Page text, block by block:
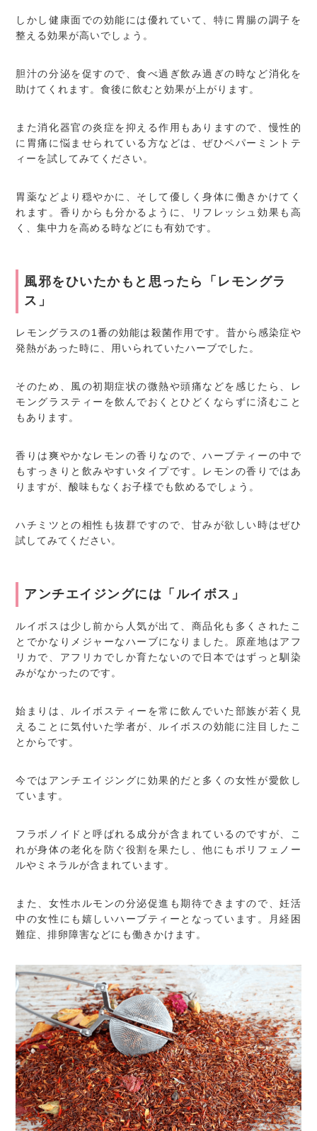
しかし健康面での効能には優れていて、特に胃腸の調子を
整える効果が高いでしょう。
胆汁の分泌を促すので、食べ過ぎ飲み過ぎの時など消化を
助けてくれます。食後に飲むと効果が上がります。
また消化器官の炎症を抑える作用もありますので、慢性的
に胃痛に悩ませられている方などは、ぜひペパーミントテ
ィーを試してみてください。
胃薬などより穏やかに、そして優しく身体に働きかけてく
れます。香りからも分かるように、リフレッシュ効果も高
く、集中力を高める時などにも有効です。
風邪をひいたかもと思ったら「レモングラ
ス」
レモングラスの1番の効能は殺菌作用です。昔から感染症や
発熱があった時に、用いられていたハーブでした。
そのため、風の初期症状の微熱や頭痛などを感じたら、レ
モングラスティーを飲んでおくとひどくならずに済むこと
もあります。
香りは爽やかなレモンの香りなので、ハーブティーの中で
もすっきりと飲みやすいタイプです。レモンの香りではあ
りますが、酸味もなくお子様でも飲めるでしょう。
ハチミツとの相性も抜群ですので、甘みが欲しい時はぜひ
試してみてください。
アンチエイジングには「ルイボス」
ルイボスは少し前から人気が出て、商品化も多くされたこ
とでかなりメジャーなハーブになりました。原産地はアフ
リカで、アフリカでしか育たないので日本ではずっと馴染
みがなかったのです。
始まりは、ルイボスティーを常に飲んでいた部族が若く見
えることに気付いた学者が、ルイボスの効能に注目したこ
とからです。
今ではアンチエイジングに効果的だと多くの女性が愛飲し
ています。
フラボノイドと呼ばれる成分が含まれているのですが、こ
れが身体の老化を防ぐ役割を果たし、他にもポリフェノー
ルやミネラルが含まれています。
また、女性ホルモンの分泌促進も期待できますので、妊活
中の女性にも嬉しいハーブティーとなっています。月経困
難症、排卵障害などにも働きかけます。